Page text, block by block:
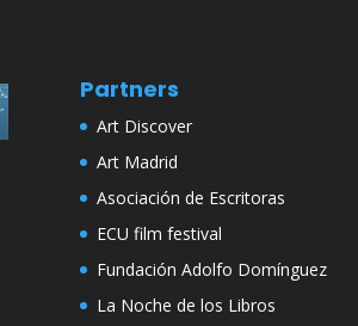
Partners
Art Discover
Art Madrid
Asociación de Escritoras
ECU film festival
Fundación Adolfo Domínguez
La Noche de los Libros